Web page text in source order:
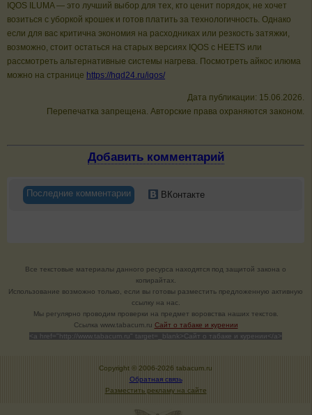
IQOS ILUMA — это лучший выбор для тех, кто ценит порядок, не хочет
возиться с уборкой крошек и готов платить за технологичность. Однако
если для вас критична экономия на расходниках или резкость затяжки,
возможно, стоит остаться на старых версиях IQOS с HEETS или
рассмотреть альтернативные системы нагрева. Посмотреть айкос илюма
можно на странице https://hqd24.ru/iqos/
Дата публикации: 15.06.2026.
Перепечатка запрещена. Авторские права охраняются законом.
Добавить комментарий
Последние комментарии ВКонтакте
Все текстовые материалы данного ресурса находятся под защитой закона о
копирайтах.
Использование возможно только, если вы готовы разместить предложенную активную
ссылку на нас.
Мы регулярно проводим проверки на предмет воровства наших текстов.
Cсылка www.tabacum.ru Сайт о табаке и курении
<a href="http://www.tabacum.ru" target=_blank>Сайт о табаке и курении</a>
Copyright © 2006-2026 tabacum.ru
Обратная связь
Разместить рекламу на сайте